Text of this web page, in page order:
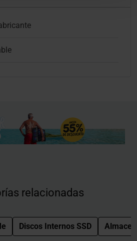
relacionadas
Discos Internos SSD